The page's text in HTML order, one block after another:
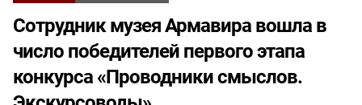
Сотрудник музея Армавира вошла в
число победителей первого этапа
конкурса «Проводники смыслов.